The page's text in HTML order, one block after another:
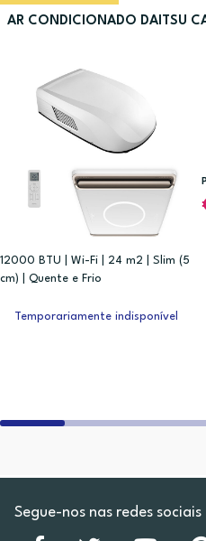
AR CONDICIONADO DAITSU
12000 BTU | Wi-Fi | 24 m2 | Slim (5
cm) | Quente e Frio
Temporariamente indisponível
Segue-nos nas redes sociais